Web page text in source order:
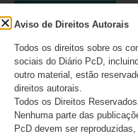
Aviso de Direitos Autorais
Todos os direitos sobre os
sociais do Diário PcD,
outro material, estão
direitos autorais.
Todos os Direitos
Nenhuma parte das
PcD devem ser